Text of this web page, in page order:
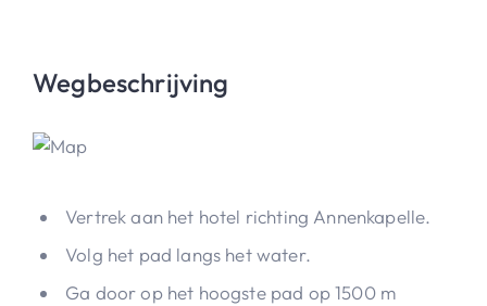
Wegbeschrijving
Vertrek aan het hotel richting Annenkapelle.
Volg het pad langs het water.
Ga door op het hoogste pad op 1500 m